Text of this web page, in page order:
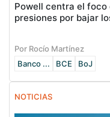
Powell centra el foco
presiones por bajar
Por Rocío Martínez
Banco ...
BCE BoJ
NOTICIAS